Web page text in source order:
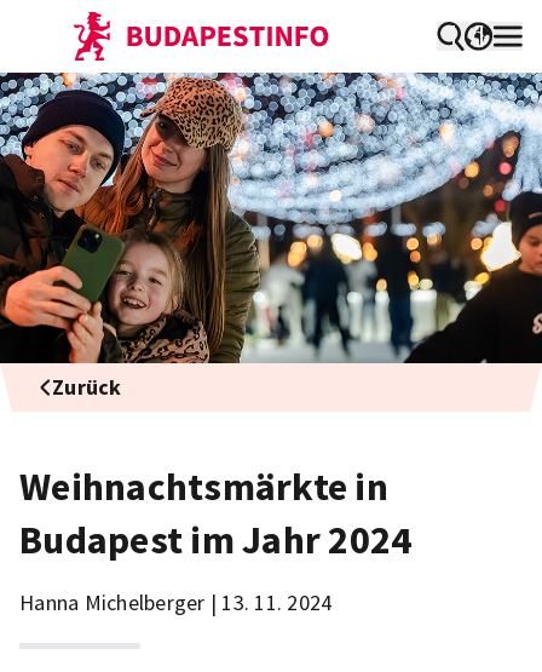
Zurück
Weihnachtsmärkte in
Budapest im Jahr 2024
Hanna Michelberger | 13. 11. 2024